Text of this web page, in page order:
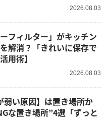
2026.08.03
フィルター」がキッチン
解消？「きれいに保存で
用術】
2026.08.03
弱い原因】は置き場所か
な置き場所”4選「ずっと